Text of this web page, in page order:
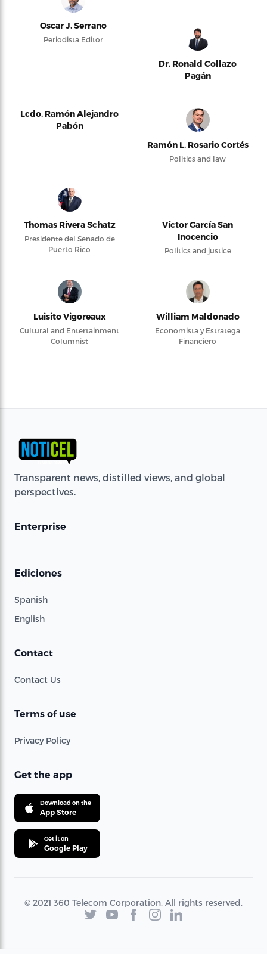
Oscar J. Serrano
Periodista Editor
Dr. Ronald Collazo
Pagán
Lcdo. Ramón Alejandro
Pabón
Ramón L. Rosario Cortés
Politics and law
Thomas Rivera Schatz
Presidente del Senado de
Puerto Rico
Víctor García San
Inocencio
Politics and justice
Luisito Vigoreaux
Cultural and Entertainment
Columnist
William Maldonado
Economista y Estratega
Financiero
Transparent news, distilled views, and global
perspectives.
Enterprise
Ediciones
Spanish
English
Contact
Contact Us
Terms of use
Privacy Policy
Get the app
Download on the
App Store
Get it on
Google Play
© 2021 360 Telecom Corporation. All rights reserved.